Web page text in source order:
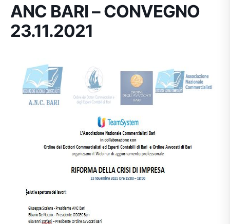
ANC BARI – CONVEGNO
23.11.2021